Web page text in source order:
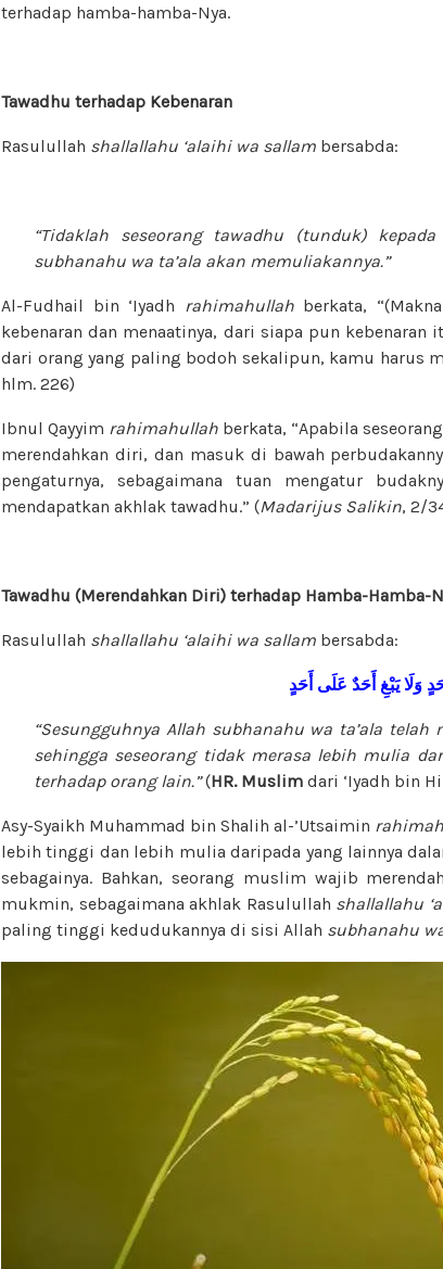
terhadap hamba-hamba-Nya.
Tawadhu terhadap Kebenaran
Rasulullah shallallahu ‘alaihi wa sallam bersabda:
“Tidaklah seseorang tawadhu (tunduk)
subhanahu wa ta’ala akan memuliakannya.”
Al-Fudhail bin ‘Iyadh rahimahullahberkata,
kebenaran dan menaatinya, dari siapa pun kebenaran
dari orang yang paling bodoh sekalipun, kamu harus
hlm. 226)
Ibnul Qayyim rahimahullah berkata, “Apabila
merendahkan diri, dan masuk di bawah
pengaturnya, sebagaimana tuan mengatur
mendapatkan akhlak tawadhu.” (Madarijus Salikin, 2/
Tawadhu (Merendahkan Diri) terhadap Hamba-Hamba-
Rasulullah shallallahu ‘alaihi wa sallam bersabda:
وَلَا يَبْغِ أَحَدٌ عَلَى أَحَدٍ
“Sesungguhnya Allah subhanahu wa ta’ala telah
sehingga seseorang tidak merasa lebih mulia
terhadap orang lain.”(HR. Muslim dari ‘Iyadh bin
Asy-Syaikh Muhammad bin Shalih al-’Utsaimin
lebih tinggi dan lebih mulia daripada yang lainnya
sebagainya. Bahkan, seorang muslim wajib
mukmin, sebagaimana akhlak Rasulullah shallallahu
paling tinggi kedudukannya di sisi Allah subhanahu